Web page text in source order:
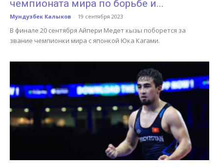
чемпионата мира по борьбе и...
Мундузбек Калыков - 19 сентября 2023
В финале 20 сентября Айпери Медет кызы поборется за
звание чемпионки мира с японкой Юка Кагами.